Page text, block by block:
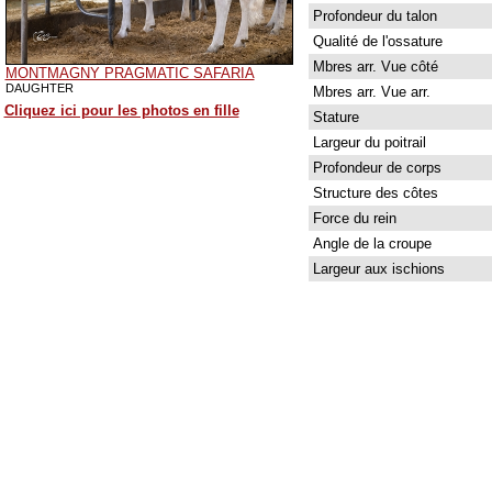
MONTMAGNY PRAGMATIC SAFARIA
DAUGHTER
Cliquez ici pour les photos en fille
Profondeur du talon
Qualité de l'ossature
Mbres arr. Vue côté
Mbres arr. Vue arr.
Stature
Largeur du poitrail
Profondeur de corps
Structure des côtes
Force du rein
Angle de la croupe
Largeur aux ischions